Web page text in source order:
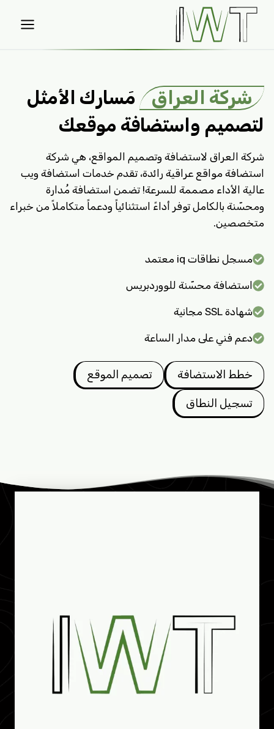
التجاوز
المحتوى
شركة العراق
مَسارك الأمثل
لتصميم واستضافة موقعك
شركة العراق لاستضافة وتصميم المواقع، هي شركة
استضافة مواقع عراقية رائدة، تقدم خدمات استضافة ويب
عالية الأداء مصممة للسرعة! تضمن استضافة مُدارة
ومحسّنة بالكامل توفر أداءً استثنائياً ودعماً متكاملاً من خبراء
متخصصين.
مسجل نطاقات iq معتمد
استضافة محسّنة للووردبريس
شهادة SSL مجانية
دعم فني على مدار الساعة
خطط الاستضافة تصميم الموقع
تسجيل النطاق